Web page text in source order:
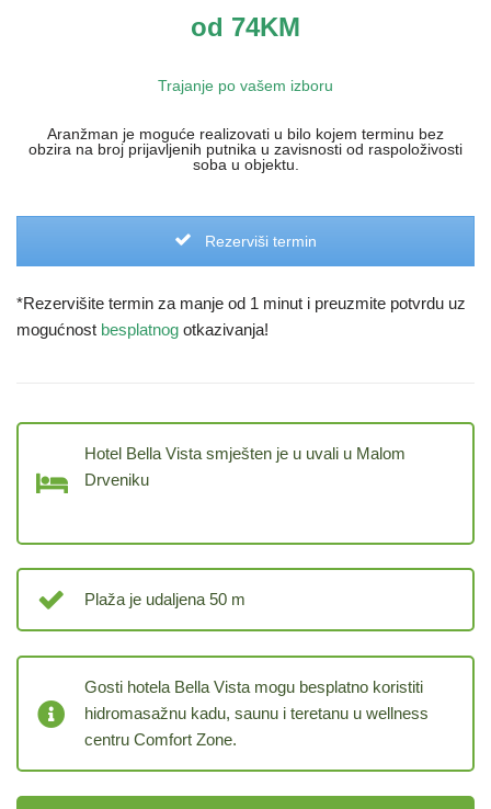
od 74KM
Trajanje po vašem izboru
Aranžman je moguće realizovati u bilo kojem terminu bez
obzira na broj prijavljenih putnika u zavisnosti od raspoloživosti
soba u objektu.
Rezerviši termin
*Rezervišite termin za manje od 1 minut i preuzmite potvrdu uz
mogućnost besplatnog otkazivanja!
Hotel Bella Vista smješten je u uvali u Malom
Drveniku
Plaža je udaljena 50 m
Gosti hotela Bella Vista mogu besplatno koristiti
hidromasažnu kadu, saunu i teretanu u wellness
centru Comfort Zone.